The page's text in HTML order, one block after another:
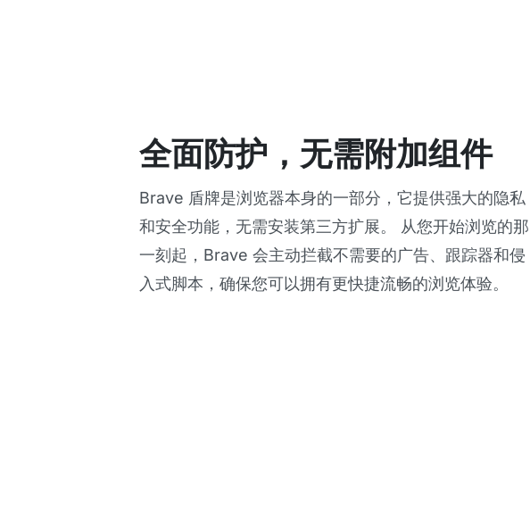
全面防护，无需附加组件
Brave 盾牌是浏览器本身的一部分，它提供强大的隐私
和安全功能，无需安装第三方扩展。 从您开始浏览的那
一刻起，Brave 会主动拦截不需要的广告、跟踪器和侵
入式脚本，确保您可以拥有更快捷流畅的浏览体验。